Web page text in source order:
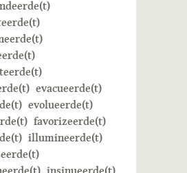
evacueerde(t)
evolueerde(t)
favorizeerde(t)
illumineerde(t)